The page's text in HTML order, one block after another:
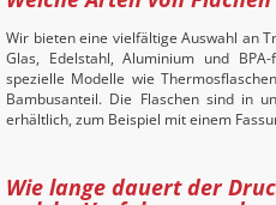
Wir bieten eine vielfältige Auswahl an
Glas, Edelstahl, Aluminium und
spezielle Modelle wie
Bambusanteil. Die Flaschen sind in
erhältlich, zum Beispiel mit einem
Wie lange dauert der